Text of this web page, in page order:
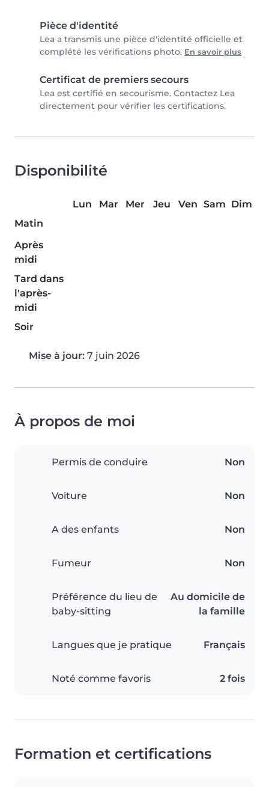
Pièce d'identité
Lea a transmis une pièce d'identité officielle et
complété les vérifications photo. En savoir plus
Certificat de premiers secours
Lea est certifié en secourisme. Contactez Lea
directement pour vérifier les certifications.
Disponibilité
Lun Mar Mer Jeu Ven Sam Dim
Matin
Après
midi
Tard dans
l'après-
midi
Soir
Mise à jour: 7 juin 2026
À propos de moi
Permis de conduire Non
Voiture Non
A des enfants Non
Fumeur Non
Préférence du lieu de
baby-sitting
Au domicile de
la famille
Langues que je pratique Français
Noté comme favoris 2 fois
Formation et certifications